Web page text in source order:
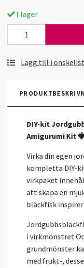
I lager
Lägg till i
DIY-kit
Amigurumi Kit
Virka din egen
kompletta DIY-
virkpaket
att skapa en
bläckfisk
i virkmönstret
grundmönster
med frukt-,